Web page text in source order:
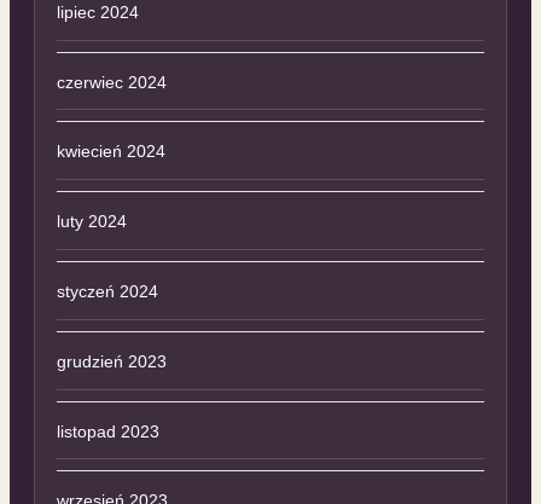
lipiec 2024
czerwiec 2024
kwiecień 2024
luty 2024
styczeń 2024
grudzień 2023
listopad 2023